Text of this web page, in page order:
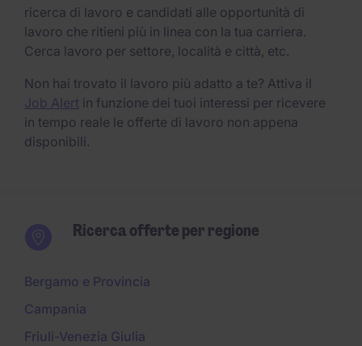
ricerca di lavoro e candidati alle opportunità di
lavoro che ritieni più in linea con la tua carriera.
Cerca lavoro per settore, località e città, etc.
Non hai trovato il lavoro più adatto a te? Attiva il
Job Alert in funzione dei tuoi interessi per ricevere
in tempo reale le offerte di lavoro non appena
disponibili.
Ricerca offerte per regione
Bergamo e Provincia
Campania
Friuli-Venezia Giulia